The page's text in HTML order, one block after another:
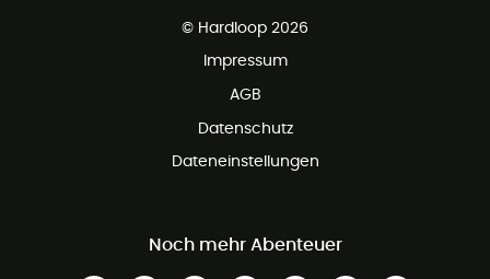
© Hardloop 2026
Impressum
AGB
Datenschutz
Dateneinstellungen
Noch mehr Abenteuer